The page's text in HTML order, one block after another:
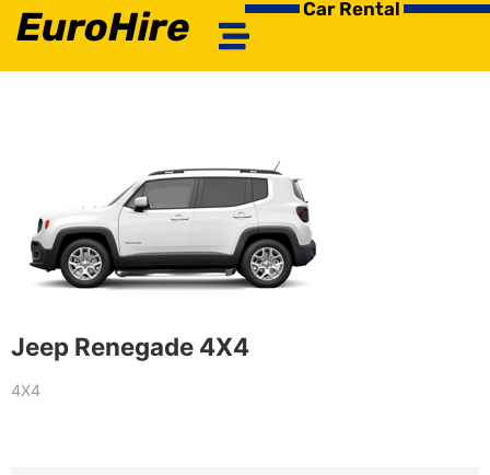
EuroHire Car Rental
Jeep Renegade 4X4
4X4